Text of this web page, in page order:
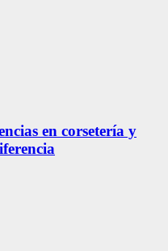
en corsetería y